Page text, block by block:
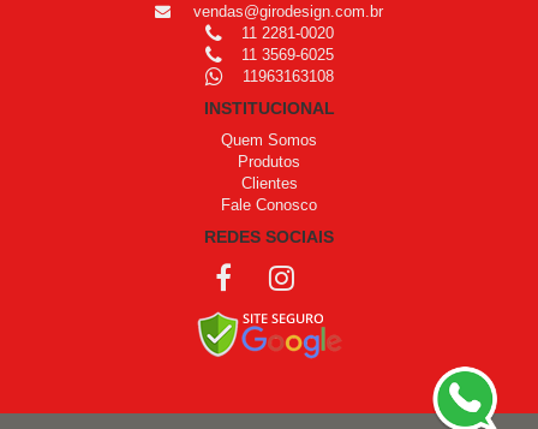
vendas@girodesign.com.br
11 2281-0020
11 3569-6025
11963163108
INSTITUCIONAL
Quem Somos
Produtos
Clientes
Fale Conosco
REDES SOCIAIS